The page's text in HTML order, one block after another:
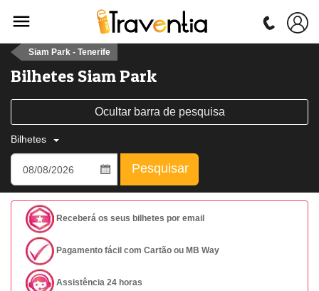
Siam Park - Tenerife
Bilhetes Siam Park
Ocultar barra de pesquisa
Bilhetes
Pesquisar
Receberá os seus bilhetes por email
Pagamento fácil com Cartão ou MB Way
Assistência 24 horas